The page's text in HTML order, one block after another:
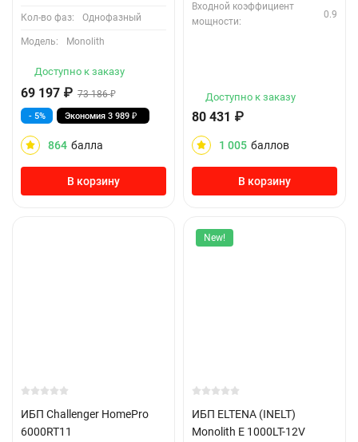
Кол-во фаз: Однофазный
Модель: Monolith
Доступно к заказу
69 197 ₽ 73 186₽
- 5% Экономия 3 989 ₽
864 балла
В корзину
Входной коэффициент
мощности:
0.9
Доступно к заказу
80 431 ₽
1 005 баллов
В корзину
ИБП Challenger HomePro
6000RT11
New!
ИБП ELTENA (INELT)
Monolith E 1000LT-12V